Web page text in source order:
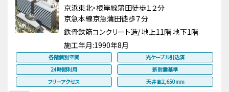
京浜東北・根岸線蒲田徒歩１２分
京急本線京急蒲田徒歩７分
鉄骨鉄筋コンクリート造/ 地上11階 地下1階
施工年月:1990年8月
各階個別空調
光ケーブル引込済
24時間利用
新耐震基準
フリーアクセス
天井高2,650mm